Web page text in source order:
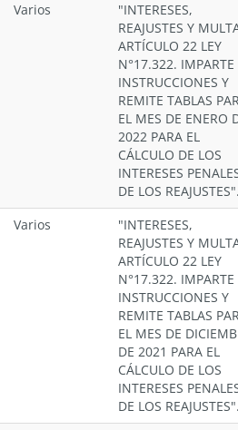
Varios
"INTERESES,
REAJUSTES Y
ARTÍCULO 22 LEY
N°17.322. IMPARTE
INSTRUCCIONES Y
REMITE TABLAS
EL MES DE ENERO
2022 PARA EL
CÁLCULO DE LOS
INTERESES
DE LOS
Varios
"INTERESES,
REAJUSTES Y
ARTÍCULO 22 LEY
N°17.322. IMPARTE
INSTRUCCIONES Y
REMITE TABLAS
EL MES DE
DE 2021 PARA EL
CÁLCULO DE LOS
INTERESES
DE LOS